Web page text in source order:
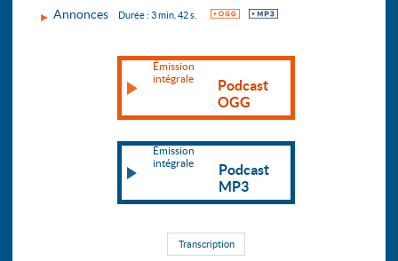
Annonces Durée : 3 min. 42 s. OGG MP3
Émission
intégrale
Podcast
OGG
Émission
intégrale
Podcast
MP3
Transcription